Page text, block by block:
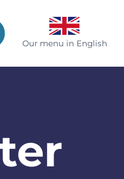
Our menu in English